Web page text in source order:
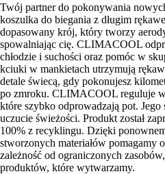
Twój partner do pokonywania
koszulka do biegania z długim
dopasowany krój, który tworzy
spowalniając cię. CLIMACOOL
chłodzie i suchości oraz pomóc w
kciuki w mankietach utrzymują
detale świecą, gdy pokonujesz
po zmroku. CLIMACOOL reguluje
które szybko odprowadzają pot. Jego
uczucie świeżości. Produkt został
100% z recyklingu. Dzięki
stworzonych materiałów pomagamy
zależność od ograniczonych
produktów, które wytwarzamy.